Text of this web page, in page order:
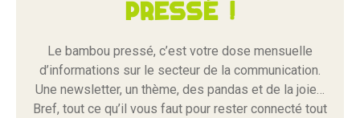
pressé !
Le bambou pressé, c’est votre dose mensuelle
d’informations sur le secteur de la communication.
Une newsletter, un thème, des pandas et de la joie…
Bref, tout ce qu’il vous faut pour rester connecté tout